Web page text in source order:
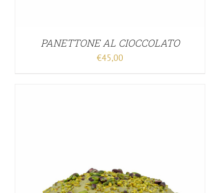
PANETTONE AL CIOCCOLATO
€45,00